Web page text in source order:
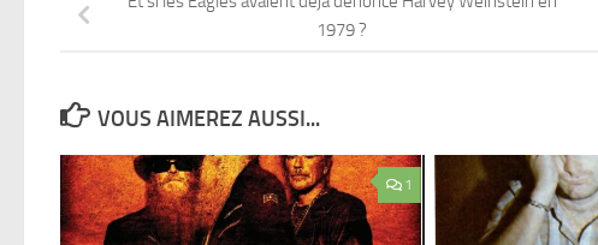
1979 ?
VOUS AIMEREZ AUSSI...
1